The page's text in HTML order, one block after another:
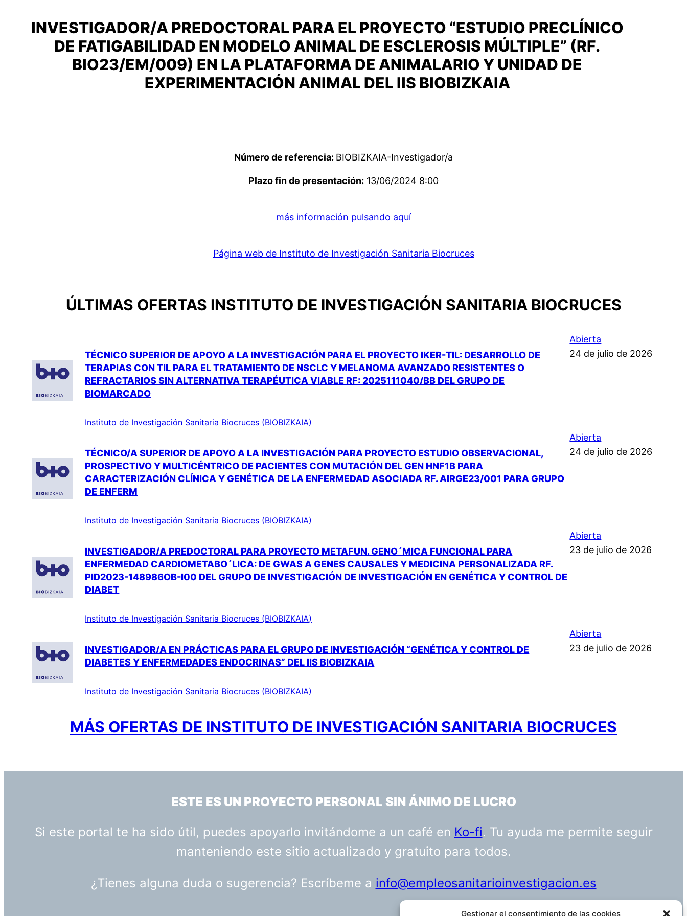
Gestionar el consentimiento de las cookies
INVESTIGADOR/A PREDOCTORAL PARA EL PROYECTO “ESTUDIO PRECLÍNICO
DE FATIGABILIDAD EN MODELO ANIMAL DE ESCLEROSIS MÚLTIPLE” (RF.
BIO23/EM/009) EN LA PLATAFORMA DE ANIMALARIO Y UNIDAD DE
EXPERIMENTACIÓN ANIMAL DEL IIS BIOBIZKAIA
Número de referencia: BIOBIZKAIA-Investigador/a
Plazo fin de presentación: 13/06/2024 8:00
más información pulsando aquí
Página web de Instituto de Investigación Sanitaria Biocruces
ÚLTIMAS OFERTAS INSTITUTO DE INVESTIGACIÓN SANITARIA BIOCRUCES
TÉCNICO SUPERIOR DE APOYO A LA INVESTIGACIÓN PARA EL PROYECTO IKER-TIL: DESARROLLO DE
TERAPIAS CON TIL PARA EL TRATAMIENTO DE NSCLC Y MELANOMA AVANZADO RESISTENTES O
REFRACTARIOS SIN ALTERNATIVA TERAPÉUTICA VIABLE RF: 2025111040/BB DEL GRUPO DE
BIOMARCADO
Instituto de Investigación Sanitaria Biocruces (BIOBIZKAIA)
Abierta
24 de julio de 2026
TÉCNICO/A SUPERIOR DE APOYO A LA INVESTIGACIÓN PARA PROYECTO ESTUDIO OBSERVACIONAL,
PROSPECTIVO Y MULTICÉNTRICO DE PACIENTES CON MUTACIÓN DEL GEN HNF1B PARA
CARACTERIZACIÓN CLÍNICA Y GENÉTICA DE LA ENFERMEDAD ASOCIADA RF. AIRGE23/001 PARA GRUPO
DE ENFERM
Instituto de Investigación Sanitaria Biocruces (BIOBIZKAIA)
Abierta
24 de julio de 2026
INVESTIGADOR/A PREDOCTORAL PARA PROYECTO METAFUN. GENO´MICA FUNCIONAL PARA
ENFERMEDAD CARDIOMETABO´LICA: DE GWAS A GENES CAUSALES Y MEDICINA PERSONALIZADA RF.
PID2023-148986OB-I00 DEL GRUPO DE INVESTIGACIÓN DE INVESTIGACIÓN EN GENÉTICA Y CONTROL DE
DIABET
Instituto de Investigación Sanitaria Biocruces (BIOBIZKAIA)
Abierta
23 de julio de 2026
INVESTIGADOR/A EN PRÁCTICAS PARA EL GRUPO DE INVESTIGACIÓN “GENÉTICA Y CONTROL DE
DIABETES Y ENFERMEDADES ENDOCRINAS” DEL IIS BIOBIZKAIA
Instituto de Investigación Sanitaria Biocruces (BIOBIZKAIA)
Abierta
23 de julio de 2026
MÁS OFERTAS DE INSTITUTO DE INVESTIGACIÓN SANITARIA BIOCRUCES
ESTE ES UN PROYECTO PERSONAL SIN ÁNIMO DE LUCRO
Si este portal te ha sido útil, puedes apoyarlo invitándome a un café en Ko-fi. Tu ayuda me permite seguir
manteniendo este sitio actualizado y gratuito para todos.
¿Tienes alguna duda o sugerencia? Escríbeme a info@empleosanitarioinvestigacion.es